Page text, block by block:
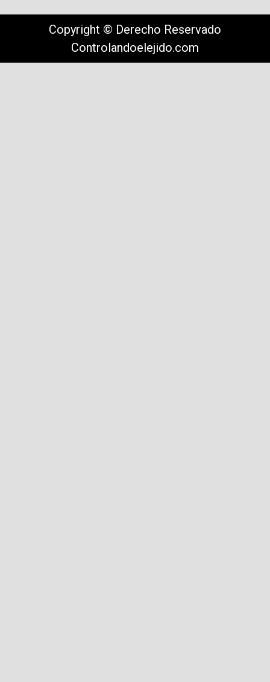
Copyright © Derecho Reservado
Controlandoelejido.com